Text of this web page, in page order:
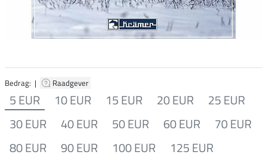
Bedrag: | Raadgever
5 EUR 10 EUR 15 EUR 20 EUR
25 EUR
30 EUR
40 EUR 50 EUR 60 EUR
70 EUR
80 EUR
90 EUR 100 EUR
125 EUR